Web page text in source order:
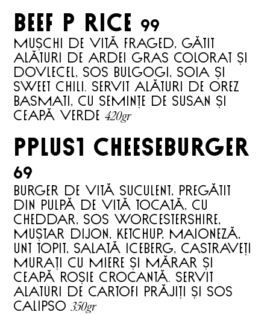
BEEF P RICE 99
Mușchi de vită fraged, gătit
alături de ardei gras colorat și
dovlecel, sos bulgogi, soia și
sweet chili. Servit alături de orez
basmati, cu semințe de susan și
ceapă verde420gr
PPLUS1 cheeseburger
69
Burger de vită suculent, pregătit
din pulpă de vită tocată, cu
cheddar, sos Worcestershire,
muștar Dijon, ketchup, maioneză,
unt topit, salată iceberg, castraveți
murați cu miere și mărar și
ceapă roșie crocantă. Servit
alaturi de cartofi prăjiți și sos
calipso 350gr